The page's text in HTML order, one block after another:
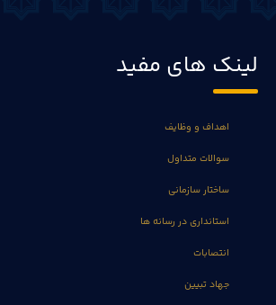
لینک های مفید
اهداف و وظایف
سوالات متداول
ساختار سازمانی
استانداری در رسانه ها
انتصابات
جهاد تبیین